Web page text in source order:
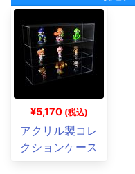
¥5,170 (税込)
アクリル製コレ
クションケース